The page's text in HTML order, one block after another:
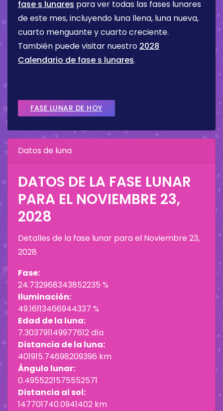
fase s lunares para ver todas las fases lunares
de este mes, incluyendo luna llena, luna nueva,
cuarto menguante y cuarto creciente.
También puede visitar nuestro 2028
Calendario de fase s lunares.
FASE LUNAR DE HOY
Datos de luna
DATOS DE LA FASE LUNAR
PARA EL NOVIEMBRE 23,
2028
Detalles de la fase lunar para el Noviembre 23,
2028
Fase:
24.732968343852235 %
Iluminación:
49.16113466944337 %
Edad de la luna:
7.303791149977612 día
Distancia de la luna:
401915.74698209396 km
Ángulo lunar:
0.4955221575552571
Distancia al sol:
147701740.0941402 km